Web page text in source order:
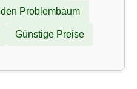
Problembaum
Günstige Preise